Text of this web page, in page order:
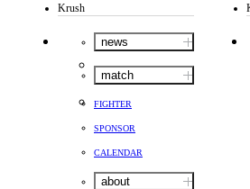
Krush
news
match
FIGHTER
SPONSOR
CALENDAR
about